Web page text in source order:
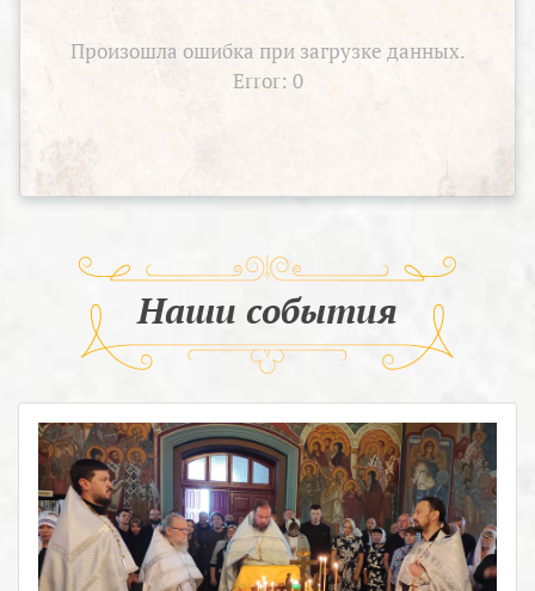
Произошла ошибка при загрузке данных.
Error: 0
Наши события